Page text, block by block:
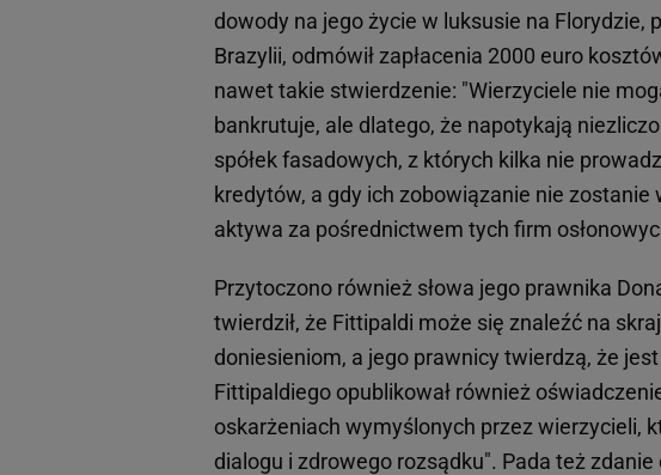
dowody na jego życie w luksusie na
Brazylii, odmówił zapłacenia 2000 euro
nawet takie stwierdzenie: "Wierzyciele nie
bankrutuje, ale dlatego, że napotykają
spółek fasadowych, z których kilka nie
kredytów, a gdy ich zobowiązanie nie zostanie
aktywa za pośrednictwem tych firm
Przytoczono również słowa jego prawnika
twierdził, że Fittipaldi może się znaleźć na
doniesieniom, a jego prawnicy twierdzą, że
Fittipaldiego opublikował również
oskarżeniach wymyślonych przez wierzycieli,
dialogu i zdrowego rozsądku". Pada też